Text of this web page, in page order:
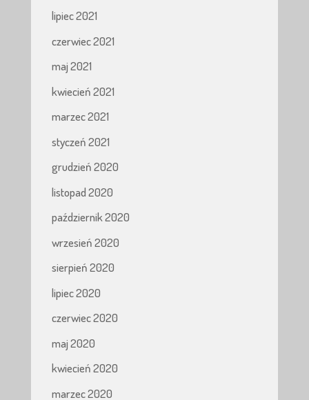
lipiec 2021
czerwiec 2021
maj 2021
kwiecień 2021
marzec 2021
styczeń 2021
grudzień 2020
listopad 2020
październik 2020
wrzesień 2020
sierpień 2020
lipiec 2020
czerwiec 2020
maj 2020
kwiecień 2020
marzec 2020